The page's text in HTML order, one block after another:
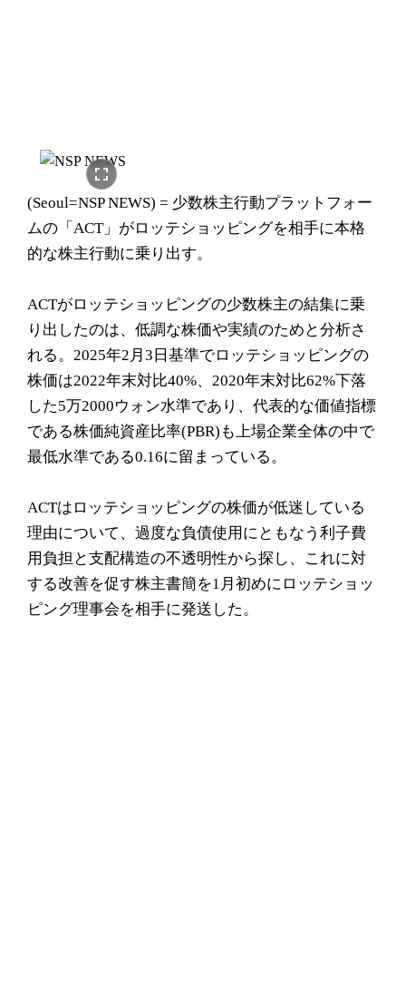
fullscreen
(Seoul=NSP NEWS) = 少数株主行動プラットフォー
ムの「ACT」がロッテショッピングを相手に本格
的な株主行動に乗り出す。
ACTがロッテショッピングの少数株主の結集に乗
り出したのは、低調な株価や実績のためと分析さ
れる。2025年2月3日基準でロッテショッピングの
株価は2022年末対比40%、2020年末対比62%下落
した5万2000ウォン水準であり、代表的な価値指標
である株価純資産比率(PBR)も上場企業全体の中で
最低水準である0.16に留まっている。
ACTはロッテショッピングの株価が低迷している
理由について、過度な負債使用にともなう利子費
用負担と支配構造の不透明性から探し、これに対
する改善を促す株主書簡を1月初めにロッテショッ
ピング理事会を相手に発送した。